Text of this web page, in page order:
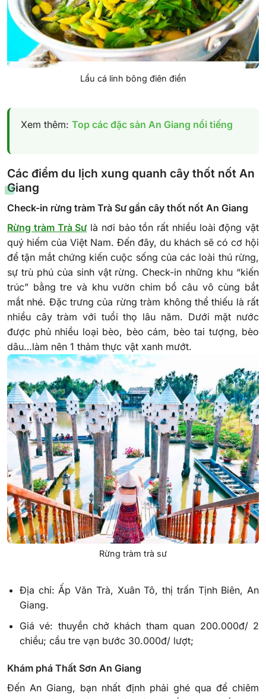
Lẩu cá linh bông điên điển
Xem thêm: Top các đặc sản An Giang nổi tiếng
Các điểm du lịch xung quanh cây thốt nốt An
Giang
Check-in rừng tràm Trà Sư gần cây thốt nốt An Giang
Rừng tràm Trà Sư là nơi bảo tồn rất nhiều loài động vật
quý hiếm của Việt Nam. Đến đây, du khách sẽ có cơ hội
để tận mắt chứng kiến cuộc sống của các loài thú rừng,
sự trù phú của sinh vật rừng. Check-in những khu “kiến
trúc” bằng tre và khu vườn chim bồ câu vô cùng bắt
mắt nhé. Đặc trưng của rừng tràm không thể thiếu là rất
nhiều cây tràm với tuổi thọ lâu năm. Dưới mặt nước
được phủ nhiều loại bèo, bèo cám, bèo tai tượng, bèo
dâu…làm nên 1 thảm thực vật xanh mướt.
Rừng tràm trà sư
Địa chỉ: Ấp Văn Trà, Xuân Tô, thị trấn Tịnh Biên, An
Giang.
Giá vé: thuyền chở khách tham quan 200.000đ/ 2
chiều; cầu tre vạn bước 30.000đ/ lượt;
Khám phá Thất Sơn An Giang
Đến An Giang, bạn nhất định phải ghé qua để chiêm